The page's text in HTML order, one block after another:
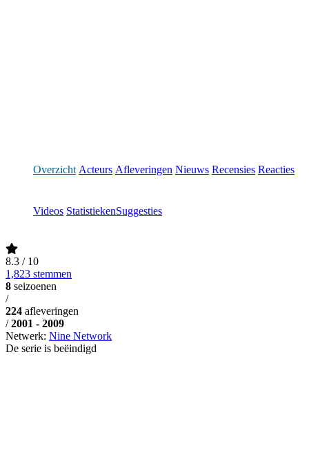
Overzicht Acteurs Afleveringen Nieuws Recensies Reacties
Videos StatistiekenSuggesties
8.3 / 10
1,823 stemmen
8 seizoenen
/
224 afleveringen
/ 2001 - 2009
Netwerk: Nine Network
De serie is beëindigd